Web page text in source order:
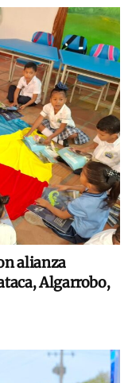
alianza
Algarrobo,